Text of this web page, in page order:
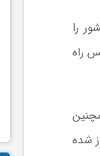
را
راه
شده